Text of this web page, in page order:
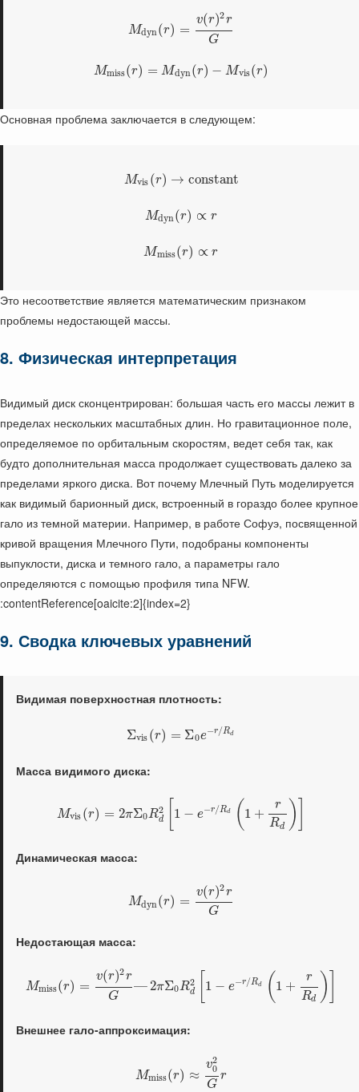
Mdyn(r) =
v(r)2r
G
Mmiss(r) = Mdyn(r) − Mvis(r)
Основная проблема заключается в следующем:
Mvis (r) → constant
Mdyn(r) ∝ r
Mmiss(r) ∝ r
Это несоответствие является математическим признаком
проблемы недостающей массы.
8. Физическая интерпретация
Видимый диск сконцентрирован: большая часть его массы лежит в
пределах нескольких масштабных длин. Но гравитационное поле,
определяемое по орбитальным скоростям, ведет себя так, как
будто дополнительная масса продолжает существовать далеко за
пределами яркого диска. Вот почему Млечный Путь моделируется
как видимый барионный диск, встроенный в гораздо более крупное
гало из темной материи. Например, в работе Софуэ, посвященной
кривой вращения Млечного Пути, подобраны компоненты
выпуклости, диска и темного гало, а параметры гало
определяются с помощью профиля типа NFW.
:contentReference[oaicite:2]{index=2}
9. Сводка ключевых уравнений
Видимая поверхностная плотность:
Σvis (r) = Σ0e−r/Rd
Масса видимого диска:
Mvis (r) = 2πΣ0R2
d 1 − e−r/Rd ( 1 +
r
Rd )
Динамическая масса:
Mdyn (r) =
v(r)2r
G
Недостающая масса:
Mmiss(r) =
v(r)2r
G
— 2πΣ0R2
d 1 − e−r/Rd ( 1 +
r
Rd )
Внешнее гало-аппроксимация:
Mmiss(r) ≈
v2
0
G
r